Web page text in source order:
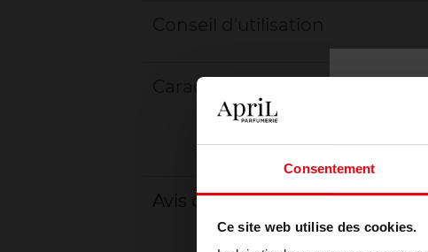
Consentement
Ce site web utilise des cookies.
Caractéristiques
Avis client